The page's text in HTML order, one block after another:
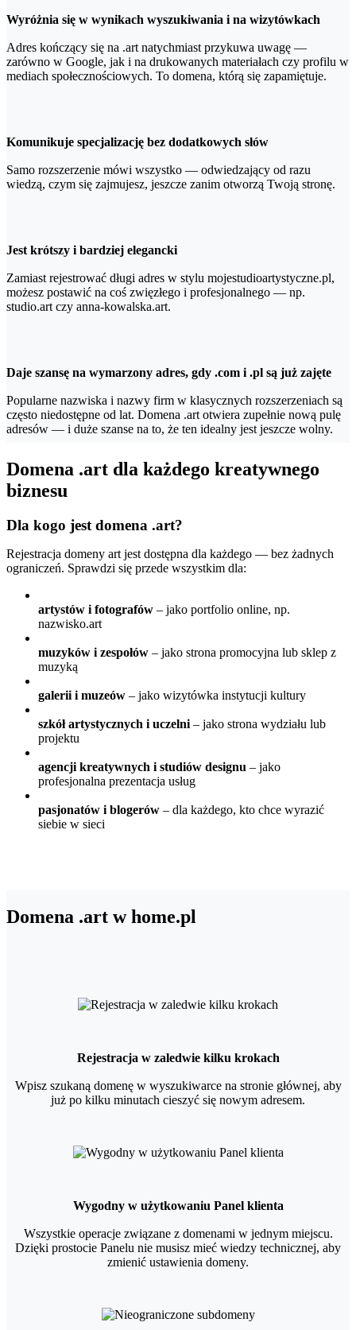
Wyróżnia się w wynikach wyszukiwania i na wizytówkach
Adres kończący się na .art natychmiast przykuwa uwagę —
zarówno w Google, jak i na drukowanych materiałach czy profilu w
mediach społecznościowych. To domena, którą się zapamiętuje.
Komunikuje specjalizację bez dodatkowych słów
Samo rozszerzenie mówi wszystko — odwiedzający od razu
wiedzą, czym się zajmujesz, jeszcze zanim otworzą Twoją stronę.
Jest krótszy i bardziej elegancki
Zamiast rejestrować długi adres w stylu mojestudioartystyczne.pl,
możesz postawić na coś zwięzłego i profesjonalnego — np.
studio.art czy anna-kowalska.art.
Daje szansę na wymarzony adres, gdy .com i .pl są już zajęte
Popularne nazwiska i nazwy firm w klasycznych rozszerzeniach są
często niedostępne od lat. Domena .art otwiera zupełnie nową pulę
adresów — i duże szanse na to, że ten idealny jest jeszcze wolny.
Domena .art dla każdego kreatywnego
biznesu
Dla kogo jest domena .art?
Rejestracja domeny art jest dostępna dla każdego — bez żadnych
ograniczeń. Sprawdzi się przede wszystkim dla:
artystów i fotografów – jako portfolio online, np.
nazwisko.art
muzyków i zespołów – jako strona promocyjna lub sklep z
muzyką
galerii i muzeów – jako wizytówka instytucji kultury
szkół artystycznych i uczelni – jako strona wydziału lub
projektu
agencji kreatywnych i studiów designu – jako
profesjonalna prezentacja usług
pasjonatów i blogerów – dla każdego, kto chce wyrazić
siebie w sieci
Domena .art w home.pl
Rejestracja w zaledwie kilku krokach
Wpisz szukaną domenę w wyszukiwarce na stronie głównej, aby
już po kilku minutach cieszyć się nowym adresem.
Wygodny w użytkowaniu Panel klienta
Wszystkie operacje związane z domenami w jednym miejscu.
Dzięki prostocie Panelu nie musisz mieć wiedzy technicznej, aby
zmienić ustawienia domeny.